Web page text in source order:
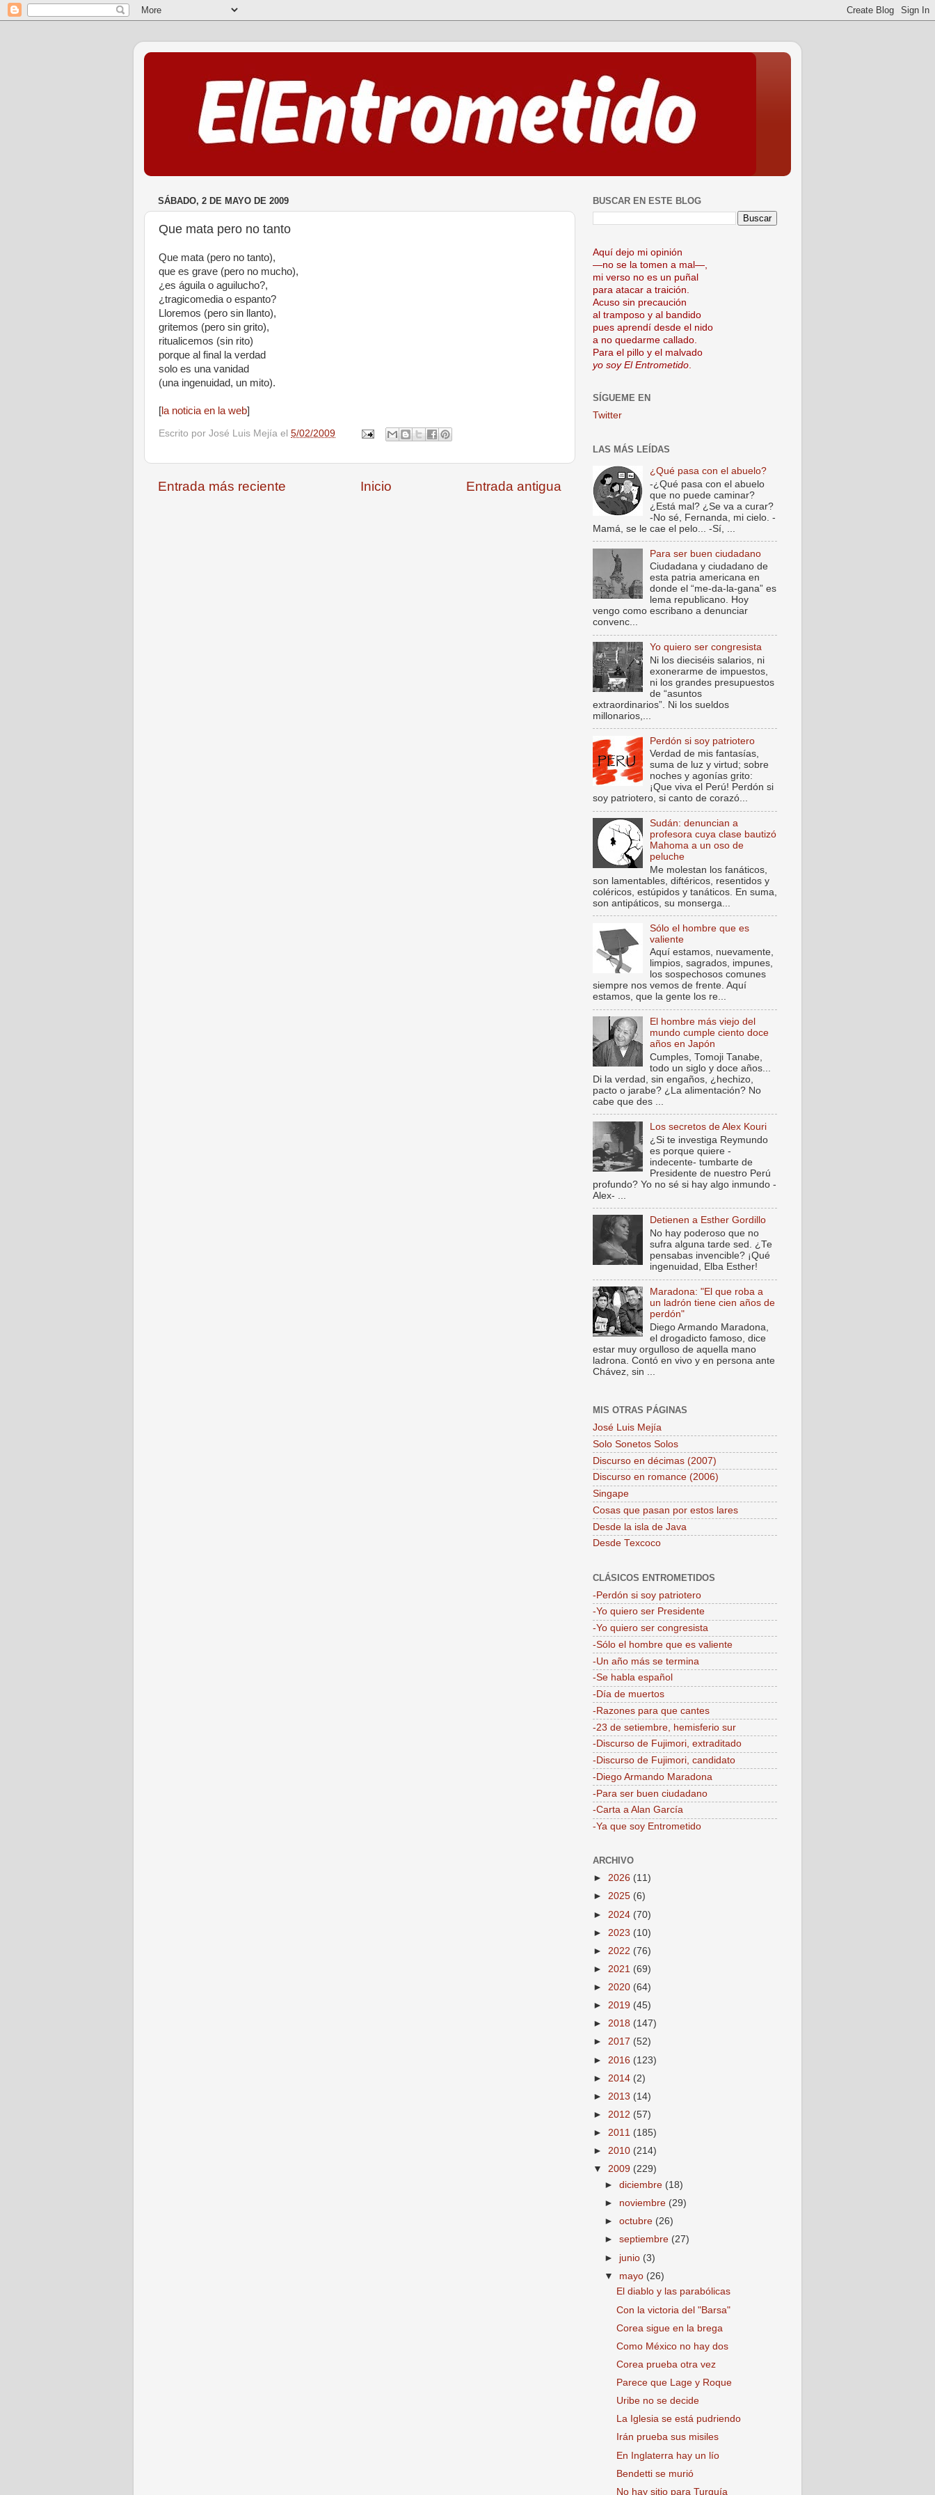
SÁBADO, 2 DE MAYO DE 2009
Que mata pero no tanto
Que mata (pero no tanto),
que es grave (pero no mucho),
¿es águila o aguilucho?,
¿tragicomedia o espanto?
Lloremos (pero sin llanto),
gritemos (pero sin grito),
ritualicemos (sin rito)
porque al final la verdad
solo es una vanidad
(una ingenuidad, un mito).
[la noticia en la web]
Escrito por José Luis Mejía el 5/02/2009
Entrada más reciente Entrada antigua
Inicio
BUSCAR EN ESTE BLOG
Aquí dejo mi opinión
—no se la tomen a mal—,
mi verso no es un puñal
para atacar a traición.
Acuso sin precaución
al tramposo y al bandido
pues aprendí desde el nido
a no quedarme callado.
Para el pillo y el malvado
yo soy El Entrometido
SÍGUEME EN
Twitter
LAS MÁS LEÍDAS
¿Qué pasa con el abuelo?
-¿Qué pasa con el abuelo
que no puede caminar?
¿Está mal? ¿Se va a curar?
-No sé, Fernanda, mi cielo. -
Mamá, se le cae el pelo... -Sí, ...
Para ser buen ciudadano
Ciudadana y ciudadano de
esta patria americana en
donde el “me-da-la-gana” es
lema republicano. Hoy
vengo como escribano a denunciar
convenc...
Yo quiero ser congresista
Ni los dieciséis salarios, ni
exonerarme de impuestos,
ni los grandes presupuestos
de “asuntos
extraordinarios”. Ni los sueldos
millonarios,...
Perdón si soy patriotero
Verdad de mis fantasías,
suma de luz y virtud; sobre
noches y agonías grito:
¡Que viva el Perú! Perdón si
soy patriotero, si canto de corazó...
Sudán: denuncian a
profesora cuya clase bautizó
Mahoma a un oso de
peluche
Me molestan los fanáticos,
son lamentables, diftéricos, resentidos y
coléricos, estúpidos y tanáticos. En suma,
son antipáticos, su monserga...
Sólo el hombre que es
valiente
Aquí estamos, nuevamente,
limpios, sagrados, impunes,
los sospechosos comunes
siempre nos vemos de frente. Aquí
estamos, que la gente los re...
El hombre más viejo del
mundo cumple ciento doce
años en Japón
Cumples, Tomoji Tanabe,
todo un siglo y doce años...
Di la verdad, sin engaños, ¿hechizo,
pacto o jarabe? ¿La alimentación? No
cabe que des ...
Los secretos de Alex Kouri
¿Si te investiga Reymundo
es porque quiere -
indecente- tumbarte de
Presidente de nuestro Perú
profundo? Yo no sé si hay algo inmundo -
Alex- ...
Detienen a Esther Gordillo
No hay poderoso que no
sufra alguna tarde sed. ¿Te
pensabas invencible? ¡Qué
ingenuidad, Elba Esther!
Maradona: "El que roba a
un ladrón tiene cien años de
perdón"
Diego Armando Maradona,
el drogadicto famoso, dice
estar muy orgulloso de aquella mano
ladrona. Contó en vivo y en persona ante
Chávez, sin ...
MIS OTRAS PÁGINAS
José Luis Mejía
Solo Sonetos Solos
Discurso en décimas (2007)
Discurso en romance (2006)
Singape
Cosas que pasan por estos lares
Desde la isla de Java
Desde Texcoco
CLÁSICOS ENTROMETIDOS
-Perdón si soy patriotero
-Yo quiero ser Presidente
-Yo quiero ser congresista
-Sólo el hombre que es valiente
-Un año más se termina
-Se habla español
-Día de muertos
-Razones para que cantes
-23 de setiembre, hemisferio sur
-Discurso de Fujimori, extraditado
-Discurso de Fujimori, candidato
-Diego Armando Maradona
-Para ser buen ciudadano
-Carta a Alan García
-Ya que soy Entrometido
ARCHIVO
► 2026 (11)
► 2025 (6)
► 2024 (70)
► 2023 (10)
► 2022 (76)
► 2021 (69)
► 2020 (64)
► 2019 (45)
► 2018 (147)
► 2017 (52)
► 2016 (123)
► 2014 (2)
► 2013 (14)
► 2012 (57)
► 2011 (185)
► 2010 (214)
▼ 2009 (229)
►diciembre (18)
► noviembre (29)
►octubre (26)
►septiembre (27)
► junio (3)
▼ mayo (26)
El diablo y las parabólicas
Con la victoria del "Barsa"
Corea sigue en la brega
Como México no hay dos
Corea prueba otra vez
Parece que Lage y Roque
Uribe no se decide
La Iglesia se está pudriendo
Irán prueba sus misiles
En Inglaterra hay un lío
Bendetti se murió
No hay sitio para Turquía